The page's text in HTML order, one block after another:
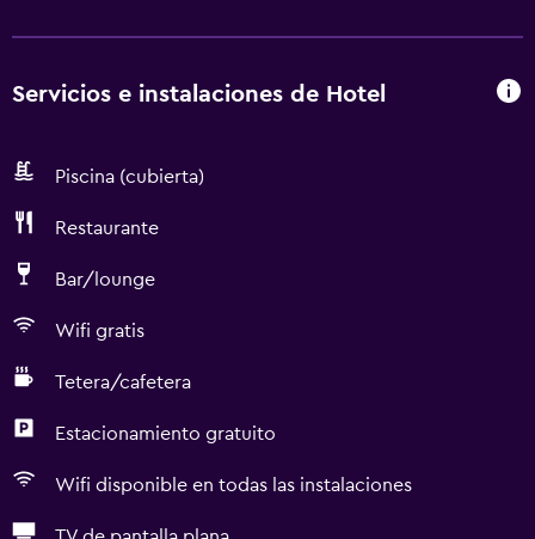
Servicios e instalaciones de Hotel
Piscina (cubierta)
Restaurante
Bar/lounge
Wifi gratis
Tetera/cafetera
Estacionamiento gratuito
Wifi disponible en todas las instalaciones